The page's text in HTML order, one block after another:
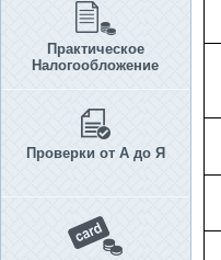
Практическое
Налогообложение
Проверки от А до Я